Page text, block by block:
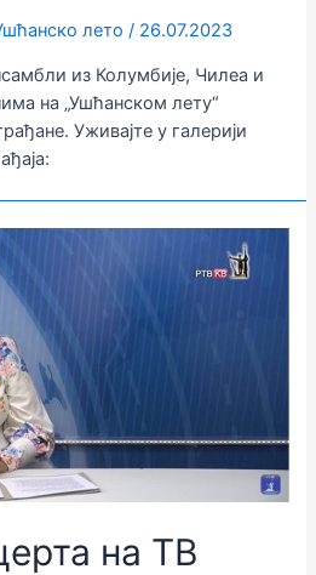
лето / 26.07.2023
из Колумбије, Чилеа и
на „Ушћанском лету“
Уживајте у галерији
на ТВ